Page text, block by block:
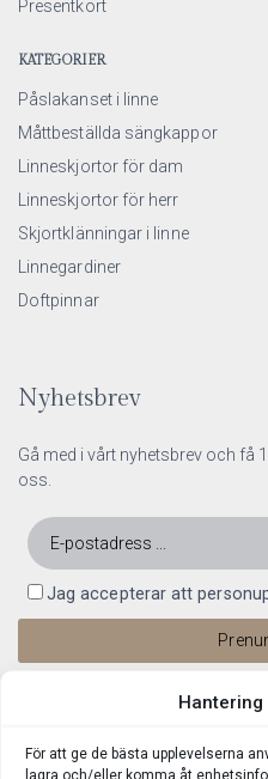
Hantering
För att ge de bästa upplevelserna
lagra och/eller komma åt
Presentkort
KATEGORIER
Påslakanset i linne
Måttbeställda sängkappor
Linneskjortor för dam
Linneskjortor för herr
Skjortklänningar i linne
Linnegardiner
Doftpinnar
Nyhetsbrev
Gå med i vårt nyhetsbrev och få
oss.
Jag accepterar att